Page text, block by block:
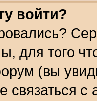
войти?
для того
(вы
связаться